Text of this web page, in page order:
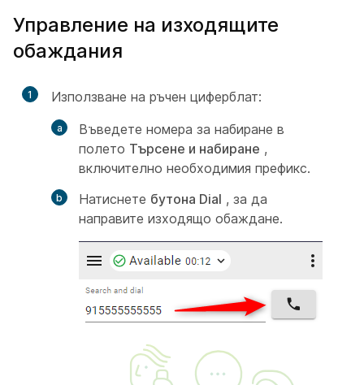
Управление на изходящите
обаждания
1
Използване на ръчен циферблат:
Въведете номера за набиране в
полето Търсене и набиране ,
включително необходимия префикс.
Натиснете бутона Dial , за да
направите изходящо обаждане.